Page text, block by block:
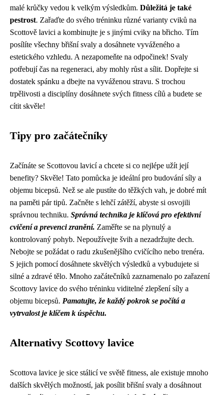
malé krůčky vedou k velkým výsledkům. Důležitá je také
pestrost. Zařaďte do svého tréninku různé varianty cviků na
Scottově lavici a kombinujte je s jinými cviky na břicho. Tím
posílíte všechny břišní svaly a dosáhnete vyváženého a
estetického vzhledu. A nezapomeňte na odpočinek! Svaly
potřebují čas na regeneraci, aby mohly růst a sílit. Dopřejte si
dostatek spánku a dbejte na vyváženou stravu. S trochou
trpělivosti a disciplíny dosáhnete svých fitness cílů a budete se
cítit skvěle!
Tipy pro začátečníky
Začínáte se Scottovou lavicí a chcete si co nejlépe užít její
benefity? Skvěle! Tato pomůcka je ideální pro budování síly a
objemu bicepsů. Než se ale pustíte do těžkých vah, je dobré mít
na paměti pár tipů. Začněte s lehčí zátěží, abyste si osvojili
správnou techniku. Správná technika je klíčová pro efektivní
cvičení a prevenci zranění. Zaměřte se na plynulý a
kontrolovaný pohyb. Nepoužívejte švih a nezadržujte dech.
Nebojte se požádat o radu zkušenějšího cvičícího nebo trenéra.
S jejich pomocí dosáhnete skvělých výsledků a vybudujete si
silné a zdravé tělo. Mnoho začátečníků zaznamenalo po zařazení
Scottovy lavice do svého tréninku viditelné zlepšení síly a
objemu bicepsů. Pamatujte, že každý pokrok se počítá a
vytrvalost je klíčem k úspěchu.
Alternativy Scottovy lavice
Scottova lavice je sice stálicí ve světě fitness, ale existuje mnoho
dalších skvělých možností, jak posílit břišní svaly a dosáhnout